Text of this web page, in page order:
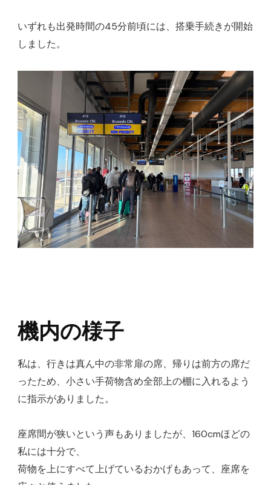
いずれも出発時間の45分前頃には、搭乗手続きが開始
しました。
機内の様子
私は、行きは真ん中の非常扉の席、帰りは前方の席だ
ったため、小さい手荷物含め全部上の棚に入れるよう
に指示がありました。
座席間が狭いという声もありましたが、160cmほどの
私には十分で、
荷物を上にすべて上げているおかげもあって、座席を